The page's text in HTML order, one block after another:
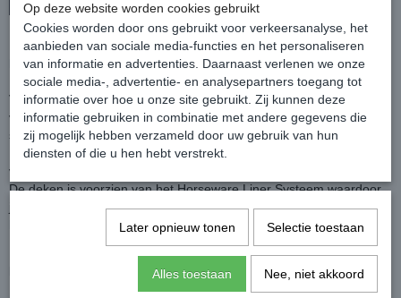
Deze waterdichte deken is gemaakt van 900D ripstop polyester en
heeft een gladde nylon binnenvoering.
De deken is waterdicht, ademend en zonder vulling.
Voorzien van een dubbele rechte borstsluiting, "leg arches" bij de
voorbenen voor meer bewegingsvrijheid, kruissingels, bilriem en
staartflap.
De deken wordt geleverd met afneembaar halsdeel (0 gram) voor
volledige bescherming.
De deken is voorzien van het Horseware Liner Systeem waardoor
je, met de los verkrijgbare onderdekens, de deken in een
handomdraai warmer maakt.
Kleur: Navy (donkerblauw)
Buitenstof van 900D ripstop polyester
Op deze website worden cookies gebruikt
Cookies worden door ons gebruikt voor verkeersanalyse, het
aanbieden van sociale media-functies en het personaliseren
van informatie en advertenties. Daarnaast verlenen we onze
sociale media-, advertentie- en analysepartners toegang tot
informatie over hoe u onze site gebruikt. Zij kunnen deze
informatie gebruiken in combinatie met andere gegevens die
zij mogelijk hebben verzameld door uw gebruik van hun
diensten of die u hen hebt verstrekt.
Later opnieuw tonen Selectie toestaan
Alles toestaan Nee, niet akkoord